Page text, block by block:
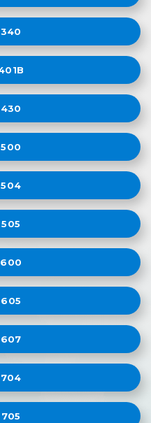
340
430
500
504
505
600
605
607
704
705